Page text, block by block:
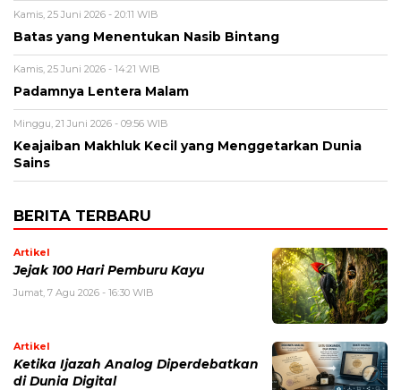
Kamis, 25 Juni 2026 - 20:11 WIB
Batas yang Menentukan Nasib Bintang
Kamis, 25 Juni 2026 - 14:21 WIB
Padamnya Lentera Malam
Minggu, 21 Juni 2026 - 09:56 WIB
Keajaiban Makhluk Kecil yang Menggetarkan Dunia
Sains
BERITA TERBARU
Artikel
Jejak 100 Hari Pemburu Kayu
Jumat, 7 Agu 2026 - 16:30 WIB
Artikel
Ketika Ijazah Analog Diperdebatkan
di Dunia Digital